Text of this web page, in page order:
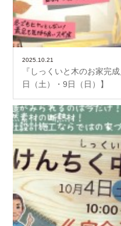
2025.10.21
『しっくいと木のお家完
日（土）・9日（日）】